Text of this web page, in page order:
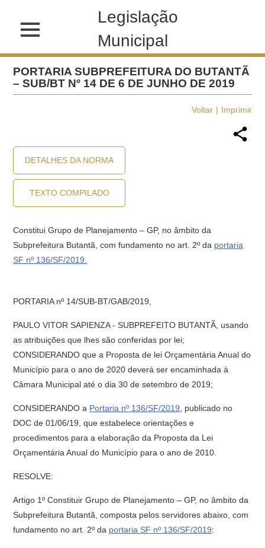
Legislação
Municipal
PORTARIA SUBPREFEITURA DO BUTANTÃ
– SUB/BT Nº 14 DE 6 DE JUNHO DE 2019
Voltar Imprimir
DETALHES DA NORMA
TEXTO COMPILADO
Constitui Grupo de Planejamento – GP, no âmbito da
Subprefeitura Butantã, com fundamento no art. 2º da portaria
SF nº 136/SF/2019.
PORTARIA nº 14/SUB-BT/GAB/2019,
PAULO VITOR SAPIENZA - SUBPREFEITO BUTANTÃ, usando
as atribuições que lhes são conferidas por lei;
CONSIDERANDO que a Proposta de lei Orçamentária Anual do
Município para o ano de 2020 deverá ser encaminhada à
Câmara Municipal até o dia 30 de setembro de 2019;
CONSIDERANDO a Portaria nº 136/SF/2019 , publicado no
DOC de 01/06/19, que estabelece orientações e
procedimentos para a elaboração da Proposta da Lei
Orçamentária Anual do Município para o ano de 2010.
RESOLVE:
Artigo 1º Constituir Grupo de Planejamento – GP, no âmbito da
Subprefeitura Butantã, composta pelos servidores abaixo, com
fundamento no art. 2º da portaria SF nº 136/SF/2019: